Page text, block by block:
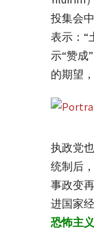
投集会
表示：“
示“赞成
的期望
执政党
统制后
事政变
进国家
恐怖主义